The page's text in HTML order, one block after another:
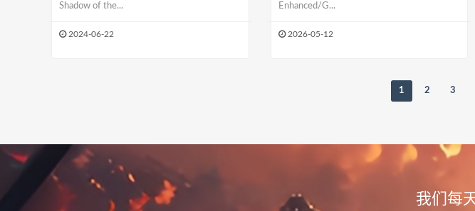
Shadow of the...
2024-06-22
Enhanced/G...
2026-05-12
1 2 3
我们每